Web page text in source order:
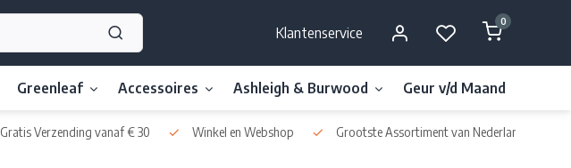
Klantenservice
0
Greenleaf Accessoires Ashleigh & Burwood Geur v/d Maand
Gratis Verzending vanaf € 30 Winkel en Webshop Grootste Assortiment van Nederland & België